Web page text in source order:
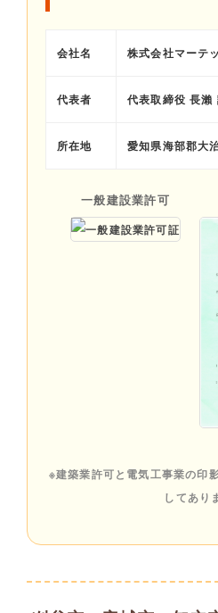
会社名 株式会社マーテ
代表者 代表取締役 長瀨
所在地 愛知県海部郡大
一般建設業許可
※建築業許可と電気工事業の印
してあり